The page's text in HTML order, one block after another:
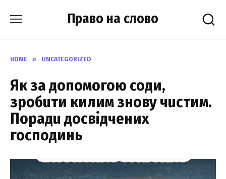
Право на слово
HOME » UNCATEGORIZED
Як за допомогою соди,
зробuти килим знову чuстим.
Порадu досвідчених
господинь